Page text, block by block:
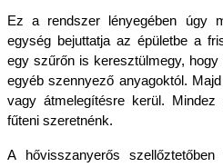
Ez a rendszer lényegében úgy
egység bejuttatja az épületbe a
egy szűrőn is keresztülmegy,
egyéb szennyező anyagoktól.
vagy átmelegítésre kerül.
fűteni szeretnénk.
A hővisszanyerős